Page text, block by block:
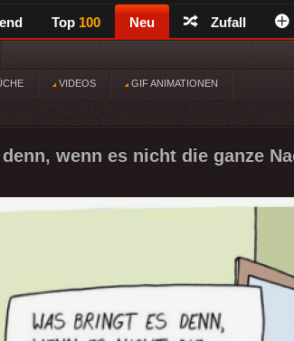
Top 100 Neu Zufall
VIDEOS GIF ANIMATIONEN
wenn es nicht die ganze